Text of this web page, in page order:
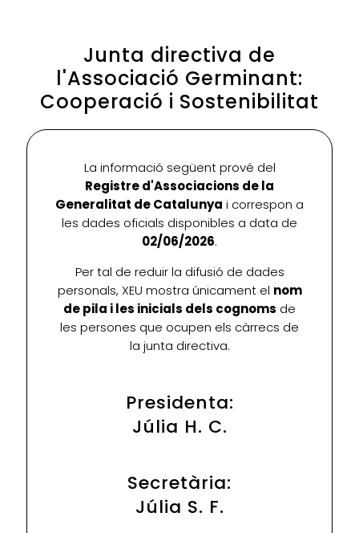
Junta directiva de
l'Associació Germinant:
Cooperació i Sostenibilitat
La informació següent prové del
Registre d'Associacions de la
Generalitat de Catalunya i correspon a
les dades oficials disponibles a data de
02/06/2026.
Per tal de reduir la difusió de dades
personals, XEU mostra únicament el nom
de pila i les inicials dels cognoms de
les persones que ocupen els càrrecs de
la junta directiva.
Presidenta:
Júlia H. C.
Secretària:
Júlia S. F.